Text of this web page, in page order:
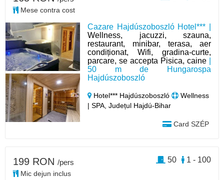
Cazare Hajdúszoboszló Hotel*** |
Wellness, jacuzzi, szauna,
restaurant, minibar, terasa, aer
condiționat, Wifi, gradina-curte,
parcare, se accepta Pisica, caine
50 m de Hungarospa
Hajdúszoboszló
Hotel*** Hajdúszoboszló
Wellness
| SPA, Județul Hajdú-Bihar
Card SZÉP
Mese contra cost
199 RON /pers
Mic dejun inclus
1 - 100
50